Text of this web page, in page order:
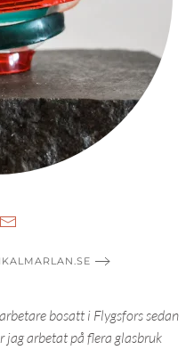
bosatt i Flygsfors sedan
arbetat på flera glasbruk